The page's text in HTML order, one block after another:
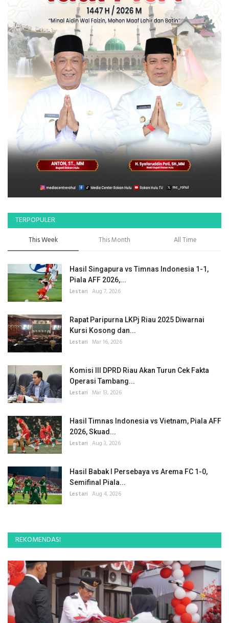
TERPOPULER
This Week This Month All Time
Hasil Singapura vs Timnas Indonesia 1-1,
Piala AFF 2026,...
Lestari Aug 7, 2026
Rapat Paripurna LKPj Riau 2025 Diwarnai
Kursi Kosong dan...
Lestari Mar 16, 2026
Komisi III DPRD Riau Akan Turun Cek Fakta
Operasi Tambang...
Lestari Mar 13, 2026
Hasil Timnas Indonesia vs Vietnam, Piala AFF
2026, Skuad...
Lestari Aug 3, 2026
Hasil Babak I Persebaya vs Arema FC 1-0,
Semifinal Piala...
Lestari Aug 4, 2026
REKOMENDASI